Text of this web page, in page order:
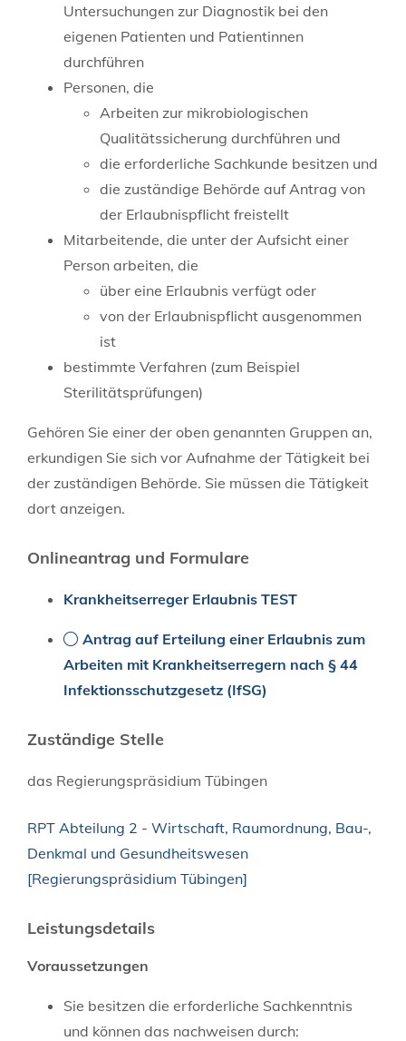
Untersuchungen zur Diagnostik bei den
eigenen Patienten und Patientinnen
durchführen
Personen, die
Arbeiten zur mikrobiologischen
Qualitätssicherung durchführen und
die erforderliche Sachkunde besitzen und
die zuständige Behörde auf Antrag von
der Erlaubnispflicht freistellt
Mitarbeitende, die unter der Aufsicht einer
Person arbeiten, die
über eine Erlaubnis verfügt oder
von der Erlaubnispflicht ausgenommen
ist
bestimmte Verfahren (zum Beispiel
Sterilitätsprüfungen)
Gehören Sie einer der oben genannten Gruppen an,
erkundigen Sie sich vor Aufnahme der Tätigkeit bei
der zuständigen Behörde. Sie müssen die Tätigkeit
dort anzeigen.
Onlineantrag und Formulare
Krankheitserreger Erlaubnis TEST
Antrag auf Erteilung einer Erlaubnis zum
Arbeiten mit Krankheitserregern nach § 44
Infektionsschutzgesetz (IfSG)
Zuständige Stelle
das Regierungspräsidium Tübingen
RPT Abteilung 2 - Wirtschaft, Raumordnung, Bau-,
Denkmal und Gesundheitswesen
[Regierungspräsidium Tübingen]
Leistungsdetails
Voraussetzungen
Sie besitzen die erforderliche Sachkenntnis
und können das nachweisen durch: